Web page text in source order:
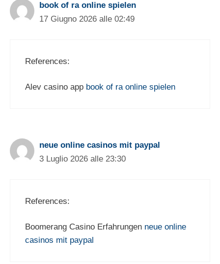
book of ra online spielen
17 Giugno 2026 alle 02:49
References:
Alev casino app book of ra online spielen
neue online casinos mit paypal
3 Luglio 2026 alle 23:30
References:
Boomerang Casino Erfahrungen neue online
casinos mit paypal